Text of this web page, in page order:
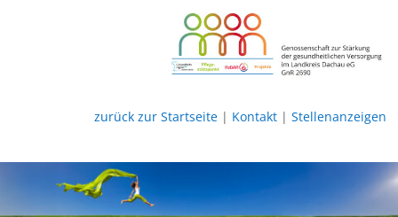
zurück zur Startseite| Kontakt| Stellenanzeigen